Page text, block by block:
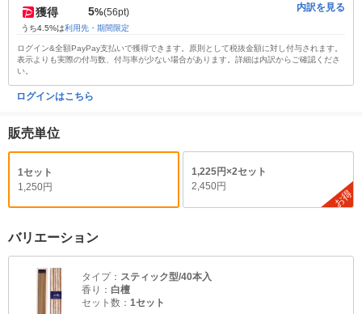
獲得 5%(56pt)
うち4.5%は利用先・期間限定
内訳を見る
ログイン&全額PayPay支払いで獲得できます。原則として税抜金額に対し付与されます。
表示よりも実際の付与数、付与率が少ない場合があります。詳細は内訳からご確認くださ
い。
ログインはこちら
販売単位
1セット
1,250円
1,225円×2セット
2,450円
お得
バリエーション
タイプ： スティック型/40本入
香り： 白檀
セット数： 1セット